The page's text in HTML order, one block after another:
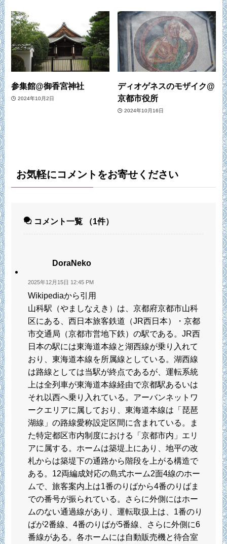
参集館@御香宮神社
2024年10月2日
ディオゲネスのモザイク@
京都市役所
2024年10月16日
お気軽にコメントをお寄せください
コメント一覧 （1件）
DoraNeko
2025年12月15日 12:45 PM
Wikipediaから引用
山科駅（やましなえき）は、京都府京都市山科
区にある、西日本旅客鉄道（JR西日本）・京都
市交通局（京都市営地下鉄）の駅である。JR西
日本の駅には東海道本線と湖西線が乗り入れて
おり、東海道本線を所属線としている。湖西線
は路線としては当駅が終点であるが、運転系統
上は全列車が東海道本線経由で京都駅あるいは
それ以西へ乗り入れている。アーバンネットワ
ークエリアに属しており、東海道本線は「琵琶
湖線」の路線愛称設定区間に含まれている。ま
た特定都区市内制度における「京都市内」エリ
アに属する。ホームは築堤上にあり、地平の改
札からは築堤下の通路から階段を上がる構造で
ある。12両編成対応の島式ホーム2面4線のホー
ムで、旅客案内上は1番のりばから4番のりばま
での番号が振られている。さらに外側にはホー
ムのない通過線があり、運転取扱上は、1番のり
ばが2番線、4番のりばが5番線、さらに外側に6
番線がある。各ホームには自動販売機と待合室